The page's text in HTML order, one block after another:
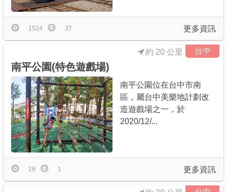
更多資訊
1524 37
台中
南平公園(特色遊戲場)
約 20 公里
南平公園位在台中市南
區，屬台中美樂地計劃改
造遊戲場之一，於
2020/12/...
更多資訊
28 1